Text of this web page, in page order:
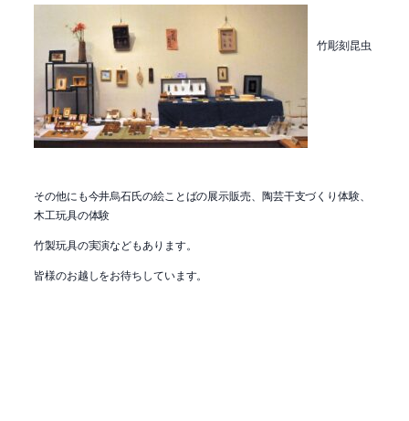
竹彫刻昆虫
その他にも今井烏石氏の絵ことばの展示販売、陶芸干支づくり体験、
木工玩具の体験
竹製玩具の実演などもあります。
皆様のお越しをお待ちしています。